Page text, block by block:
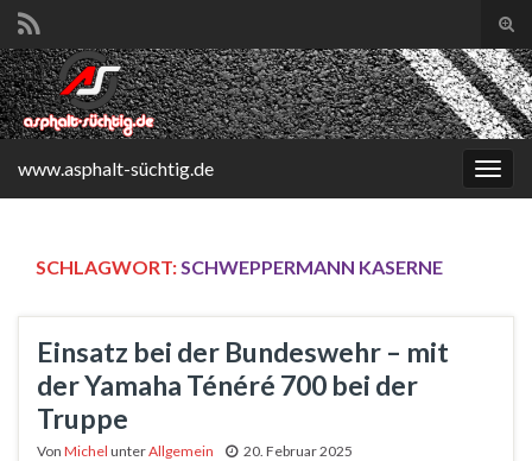
Search for:
www.asphalt-süchtig.de
SCHLAGWORT:SCHWEPPERMANN KASERNE
Einsatz bei der Bundeswehr – mit
der Yamaha Ténéré 700 bei der
Truppe
Von Michel unterAllgemein 20. Februar 2025